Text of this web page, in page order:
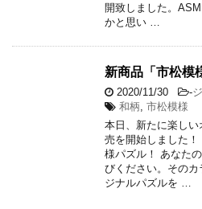
開致しました。
かと思い …
新商品「市松模
2020/11/30 -
和柄 市松模様
本日、新たに楽し
売を開始しました
様パズル！ あなた
びください。そのカ
ジナルパズルを …